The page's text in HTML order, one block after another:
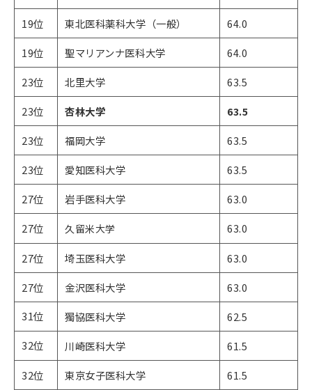
19位
東北医科薬科大学（一般）
64.0
19位
聖マリアンナ医科大学
64.0
23位
北里大学
63.5
23位
杏林大学
63.5
23位
福岡大学
63.5
23位
愛知医科大学
63.5
27位
岩手医科大学
63.0
27位
​​​​​久留米大学 63.0
27位 埼玉医科大学
63.0
27位
金沢医科大学
63.0
31位
獨協医科大学
62.5
32位
川崎医科大学
61.5
32位
東京女子医科大学 61.5